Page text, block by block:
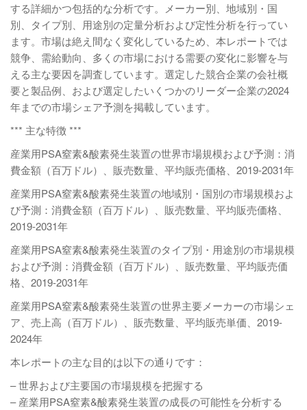
する詳細かつ包括的な分析です。メーカー別、地域別・国
別、タイプ別、用途別の定量分析および定性分析を行ってい
ます。市場は絶え間なく変化しているため、本レポートでは
競争、需給動向、多くの市場における需要の変化に影響を与
える主な要因を調査しています。選定した競合企業の会社概
要と製品例、および選定したいくつかのリーダー企業の2024
年までの市場シェア予測を掲載しています。
*** 主な特徴 ***
産業用PSA窒素&酸素発生装置の世界市場規模および予測：消
費金額（百万ドル）、販売数量、平均販売価格、2019-2031年
産業用PSA窒素&酸素発生装置の地域別・国別の市場規模およ
び予測：消費金額（百万ドル）、販売数量、平均販売価格、
2019-2031年
産業用PSA窒素&酸素発生装置のタイプ別・用途別の市場規模
および予測：消費金額（百万ドル）、販売数量、平均販売価
格、2019-2031年
産業用PSA窒素&酸素発生装置の世界主要メーカーの市場シェ
ア、売上高（百万ドル）、販売数量、平均販売単価、2019-
2024年
本レポートの主な目的は以下の通りです：
– 世界および主要国の市場規模を把握する
– 産業用PSA窒素&酸素発生装置の成長の可能性を分析する